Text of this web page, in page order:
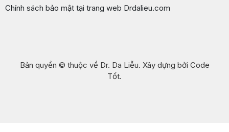
Chính sách bảo mật tại trang web Drdalieu.com
Bản quyền © thuộc về Dr. Da Liễu. Xây dựng bởi Code
Tốt.